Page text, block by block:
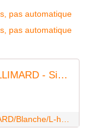
L'homme des haies - Blanche - GALLIMARD - Site Gallimard